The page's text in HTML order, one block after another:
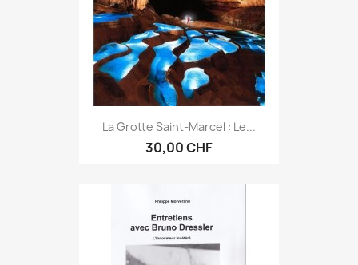
La Grotte Saint-Marcel : Le...
30,00 CHF